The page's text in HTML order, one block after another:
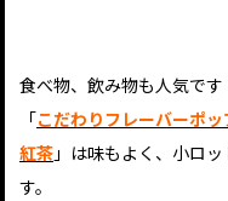
食べ物、飲み物も人気です
「こだわりフレーバーポッ
紅茶 」は味もよく、小ロ
す。